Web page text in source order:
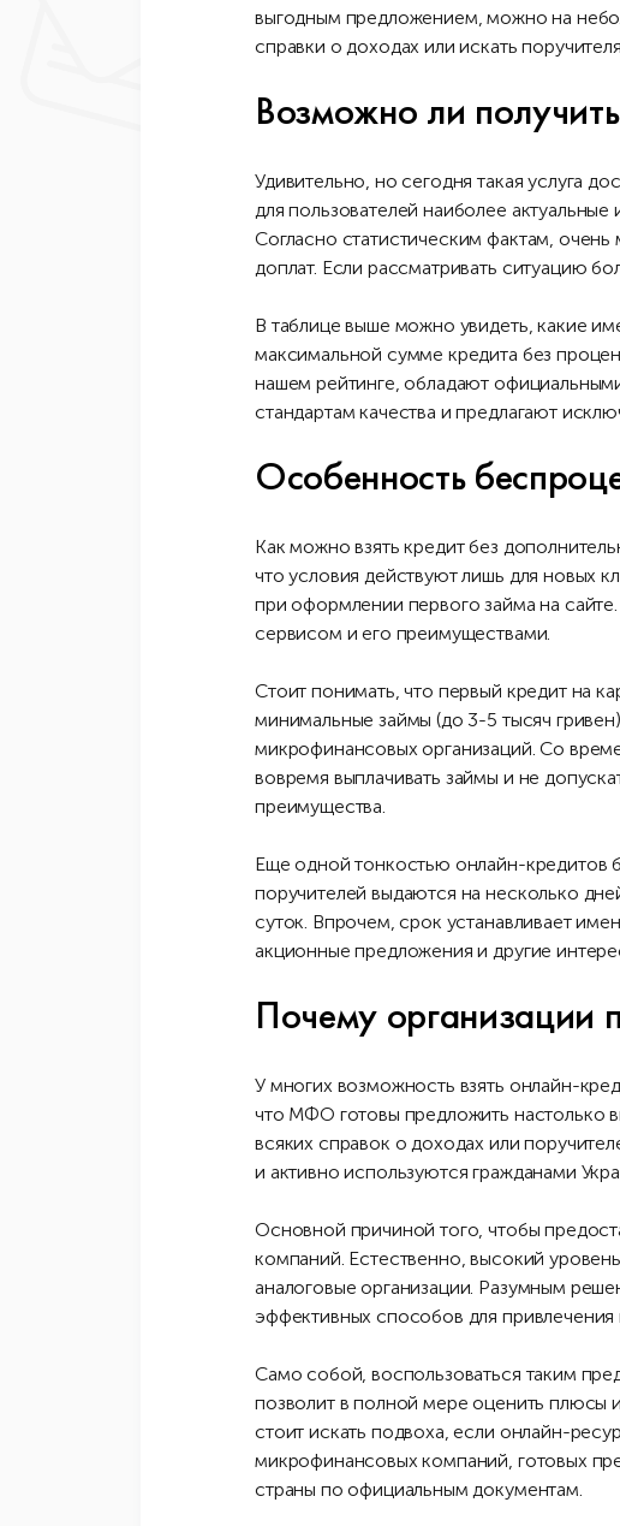
выгодным предложением, можно на
справки о доходах или искать
Возможно ли
Удивительно, но сегодня такая услуга
для пользователей наиболее
Согласно статистическим фактам,
доплат. Если рассматривать ситуацию
В таблице выше можно увидеть, какие
максимальной сумме кредита без
нашем рейтинге, обладают
стандартам качества и предлагают
Особенность
Как можно взять кредит без
что условия действуют лишь для новых
при оформлении первого займа на
сервисом и его преимуществами.
Стоит понимать, что первый кредит на
минимальные займы (до 3-5 тысяч
микрофинансовых организаций. Со
вовремя выплачивать займы и не
преимущества.
Еще одной тонкостью онлайн-кредитов
поручителей выдаются на несколько
суток. Впрочем, срок устанавливает
акционные предложения и другие
Почему организации
У многих возможность взять онлайн-
что МФО готовы предложить настолько
всяких справок о доходах или
и активно используются гражданами
Основной причиной того, чтобы
компаний. Естественно, высокий
аналоговые организации. Разумным
эффективных способов для привлечения
Само собой, воспользоваться таким
позволит в полной мере оценить
стоит искать подвоха, если онлайн-
микрофинансовых компаний, готовых
страны по официальным документам.